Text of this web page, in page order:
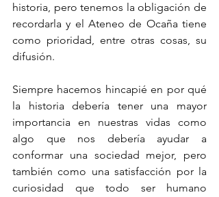
historia, pero tenemos la obligación de
recordarla y el Ateneo de Ocaña tiene
como prioridad, entre otras cosas, su
difusión.
Siempre hacemos hincapié en por qué
la historia debería tener una mayor
importancia en nuestras vidas como
algo que nos debería ayudar a
conformar una sociedad mejor, pero
también como una satisfacción por la
curiosidad que todo ser humano